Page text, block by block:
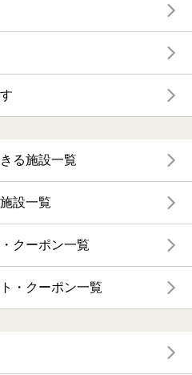
る施設一覧
設一覧
クーポン一覧
・クーポン一覧